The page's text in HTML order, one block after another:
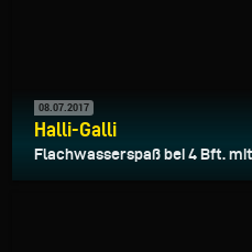
08.07.2017
Halli-Galli
Flachwasserspaß bei 4 Bft.